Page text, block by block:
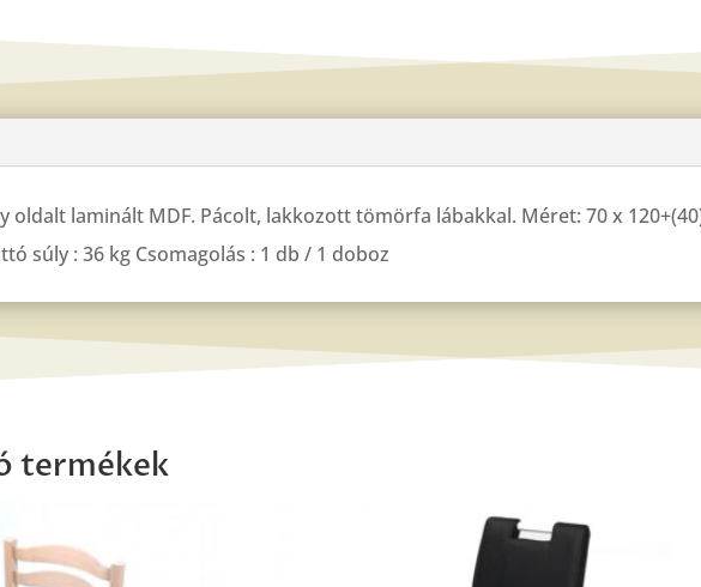
oldalt laminált MDF. Pácolt, lakkozott tömörfa lábakkal. Méret: 70 x
súly : 36 kg Csomagolás : 1 db / 1 doboz
termékek